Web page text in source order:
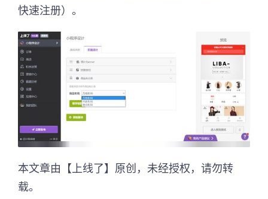
快速注册）。
本文章由【上线了】原创，未经授权，请勿转
载。